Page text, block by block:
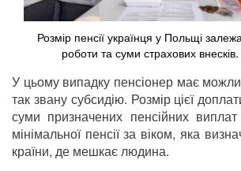
Розмір пенсії українця у Польщі
роботи та суми страхових
У цьому випадку пенсіонер має
так звану субсидію. Розмір цієї
суми призначених пенсійних
мінімальної пенсії за віком, яка
країни, де мешкає людина.